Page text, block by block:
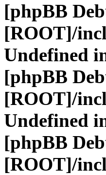
[phpBB
[ROOT]/
Undefined
[phpBB
[ROOT]/
Undefined
[phpBB
[ROOT]/